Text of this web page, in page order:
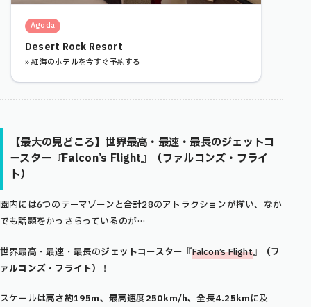
Agoda
Desert Rock Resort
» 紅海のホテルを今すぐ予約する
【最大の見どころ】世界最高・最速・最長のジェットコ
ースター 『Falcon’s Flight』（ファルコンズ・フライ
ト）
園内には6つのテーマゾーンと合計28のアトラクションが揃い、なか
でも話題をかっさらっているのが…
世界最高・最速・最長のジェットコースター 『Falcon’s Flight』（フ
ァルコンズ・フライト）
！
スケールは高さ約195m、最高速度250km/h、全長4.25kmに及